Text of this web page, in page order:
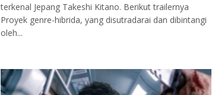
terkenal Jepang Takeshi Kitano. Berikut trailernya
Proyek genre-hibrida, yang disutradarai dan dibintangi
oleh...